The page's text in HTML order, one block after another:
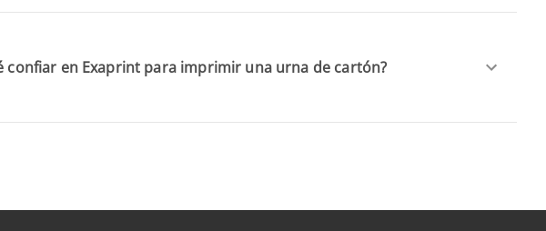
confiar en Exaprint para imprimir una urna de cartón?